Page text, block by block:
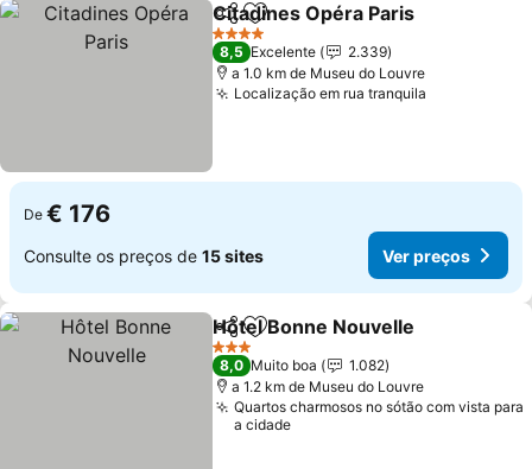
PartilharAdicionar aos favoritos
Citadines Opéra Paris
4 Estrelas
8,5 Excelente
2.339
a 1.0 km de Museu do Louvre
Localização em rua tranquila
De € 176
Consulte os preços de 15 sites Ver preços
PartilharAdicionar aos favoritos
Hôtel Bonne Nouvelle
3 Estrelas
8,0 Muito boa
1.082
a 1.2 km de Museu do Louvre
Quartos charmosos no sótão com vista para
a cidade